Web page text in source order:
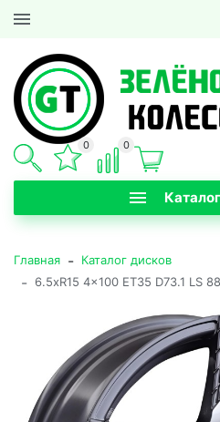
0 0
Главная - Каталог дисков
- 6.5xR15 4x100 ET35 D73.1 LS